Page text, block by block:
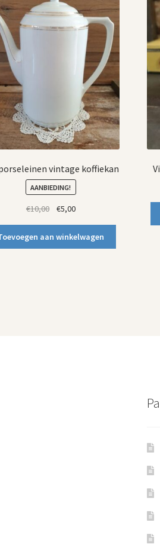
vintage koffiekan
AANBIEDING!
€10,00
Oorspronkelijke
was:
€10,00.
€5,00Huidige
is:
€5,00.
aan winkelwagen